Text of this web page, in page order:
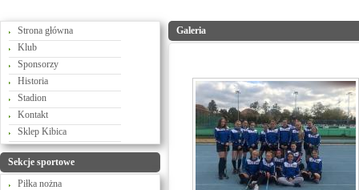
Strona główna
Klub
Sponsorzy
Historia
Stadion
Kontakt
Sklep Kibica
Sekcje sportowe
Piłka nożna
Galeria